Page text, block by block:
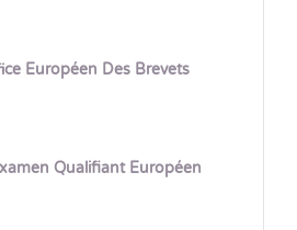
Européen Des Brevets
Qualifiant Européen